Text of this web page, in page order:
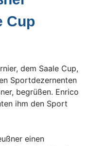
Cup
dem Saale Cup,
Sportdezernenten
begrüßen. Enrico
ihm den Sport
einen